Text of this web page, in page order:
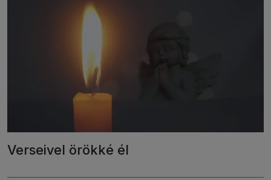
Verseivel örökké él